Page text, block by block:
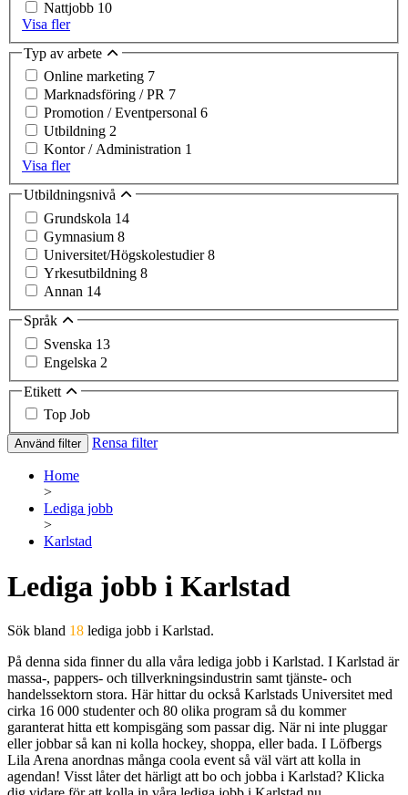
Nattjobb 10
Visa fler
Typ av arbete
Online marketing 7
Marknadsföring / PR 7
Promotion / Eventpersonal 6
Utbildning 2
Kontor / Administration 1
Visa fler
Utbildningsnivå
Grundskola 14
Gymnasium 8
Universitet/Högskolestudier8
Yrkesutbildning 8
Annan 14
Språk
Svenska 13
Engelska 2
Etikett
Top Job
Använd filter Rensa filter
Home
>
Lediga jobb
>
Karlstad
Lediga jobb i Karlstad
Sök bland 18 lediga jobb i Karlstad.
På denna sida finner du alla våra lediga jobb i Karlstad. I Karlstad är
massa-, pappers- och tillverkningsindustrin samt tjänste- och
handelssektorn stora. Här hittar du också Karlstads Universitet med
cirka 16 000 studenter och 80 olika program så du kommer
garanterat hitta ett kompisgäng som passar dig. När ni inte pluggar
eller jobbar så kan ni kolla hockey, shoppa, eller bada. I Löfbergs
Lila Arena anordnas många coola event så väl värt att kolla in
agendan! Visst låter det härligt att bo och jobba i Karlstad? Klicka